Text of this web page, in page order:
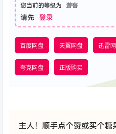
您当前的等级为 游客
请先 登录
百度网盘 天翼网盘 迅雷
夸克网盘 正版购买
主人！顺手点个赞或买个糖